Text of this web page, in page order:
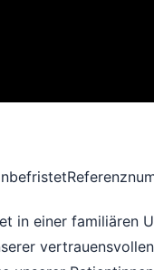
in einer familiären